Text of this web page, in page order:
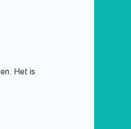
Het is